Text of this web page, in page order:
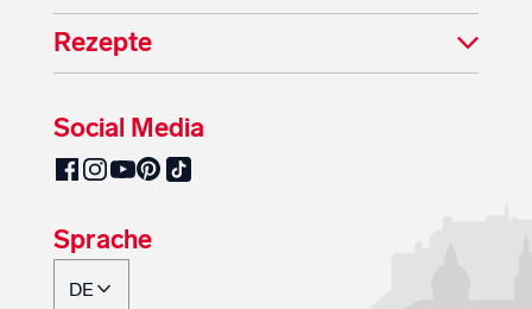
Rezepte
Social Media
SalzburgMilch auf Facebook
SalzburgMilch auf Instagram
SalzburgMilch auf YouTube
SalzburgMilch auf Pinterest
SalzburgMilch auf TikTok
Sprache